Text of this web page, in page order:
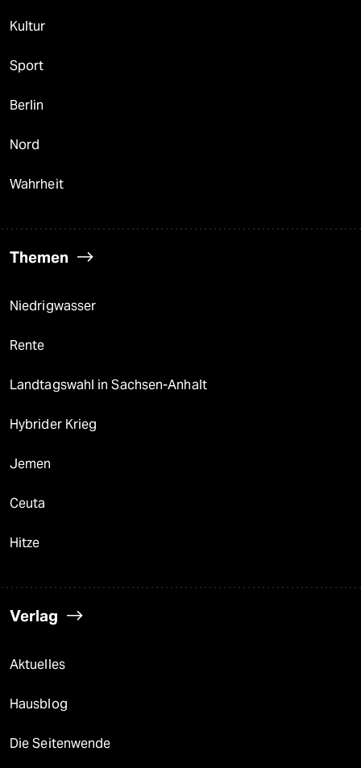
Kultur
Sport
Berlin
Nord
Wahrheit
Themen
Niedrigwasser
Rente
Landtagswahl in Sachsen-Anhalt
Hybrider Krieg
Jemen
Ceuta
Hitze
Verlag
Aktuelles
Hausblog
Die Seitenwende